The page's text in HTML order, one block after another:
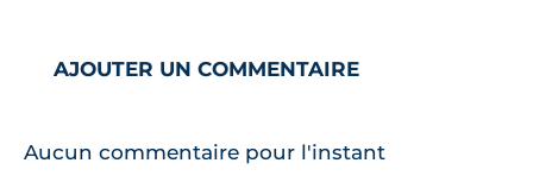
AJOUTER UN COMMENTAIRE
Aucun commentaire pour l'instant